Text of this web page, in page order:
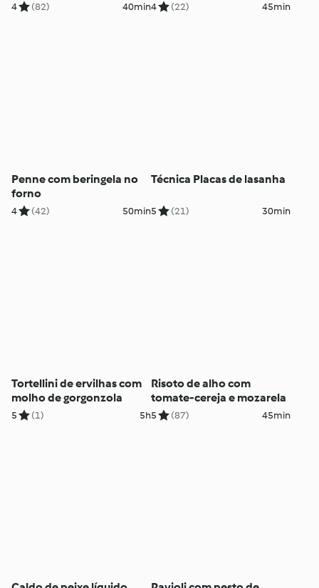
4 (82) 40min4 (22) 45min
Penne com beringela no
forno
4 (42) 50min
Técnica Placas de lasanha
5 (21) 30min
Tortellini de ervilhas com
molho de gorgonzola
5 (1) 5h
Risoto de alho com
tomate-cereja e mozarela
5 (87) 45min